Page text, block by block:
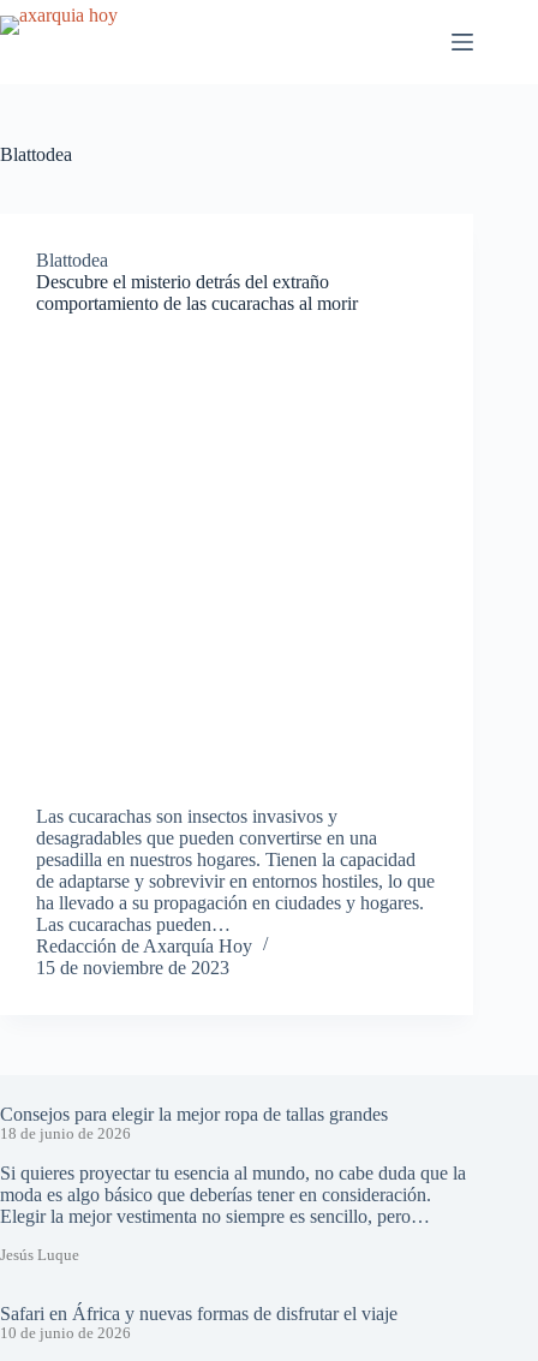
Saltar
al
Blattodea
Blattodea
Descubre el misterio detrás del extraño
comportamiento de las cucarachas al morir
Las cucarachas son insectos invasivos y
desagradables que pueden convertirse en una
pesadilla en nuestros hogares. Tienen la capacidad
de adaptarse y sobrevivir en entornos hostiles, lo que
ha llevado a su propagación en ciudades y hogares.
Las cucarachas pueden…
Redacción de Axarquía Hoy
15 de noviembre de 2023
Consejos para elegir la mejor ropa de tallas grandes
18 de junio de 2026
Si quieres proyectar tu esencia al mundo, no cabe duda que la
moda es algo básico que deberías tener en consideración.
Elegir la mejor vestimenta no siempre es sencillo, pero…
Jesús Luque
Safari en África y nuevas formas de disfrutar el viaje
10 de junio de 2026